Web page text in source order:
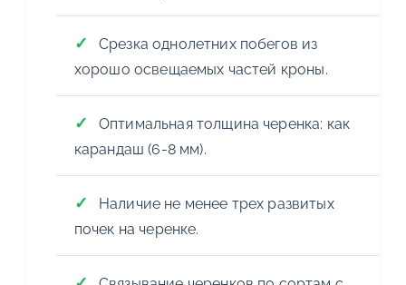
Срезка однолетних побегов из
хорошо освещаемых частей кроны.
Оптимальная толщина черенка: как
карандаш (6-8 мм).
Наличие не менее трех развитых
почек на черенке.